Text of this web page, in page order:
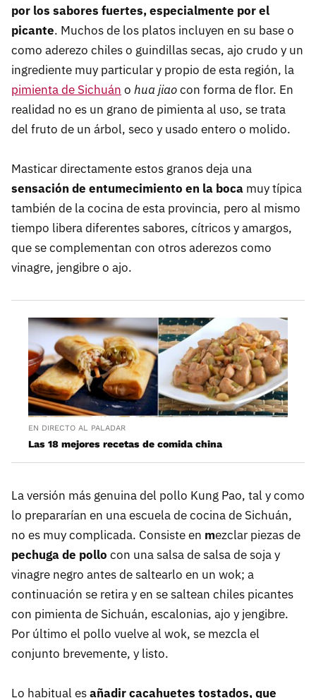
por los sabores fuertes, especialmente por el
picante. Muchos de los platos incluyen en su base o
como aderezo chiles o guindillas secas, ajo crudo y un
ingrediente muy particular y propio de esta región, la
pimienta de Sichuán o hua jiaocon forma de flor. En
realidad no es un grano de pimienta al uso, se trata
del fruto de un árbol, seco y usado entero o molido.
Masticar directamente estos granos deja una
sensación de entumecimiento en la boca muy típica
también de la cocina de esta provincia, pero al mismo
tiempo libera diferentes sabores, cítricos y amargos,
que se complementan con otros aderezos como
vinagre, jengibre o ajo.
EN DIRECTO AL PALADAR
Las 18 mejores recetas de comida china
La versión más genuina del pollo Kung Pao, tal y como
lo prepararían en una escuela de cocina de Sichuán,
no es muy complicada. Consiste en mezclar piezas de
pechuga de pollo con una salsa de salsa de soja y
vinagre negro antes de saltearlo en un wok; a
continuación se retira y en se saltean chiles picantes
con pimienta de Sichuán, escalonias, ajo y jengibre.
Por último el pollo vuelve al wok, se mezcla el
conjunto brevemente, y listo.
Lo habitual esañadir cacahuetes tostados, que